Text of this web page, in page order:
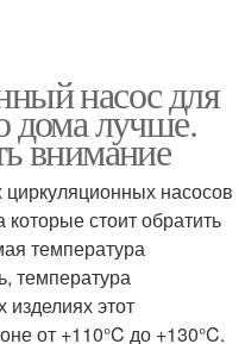
насос для
дома лучше.
внимание
циркуляционных насосов
стоит обратить
температура
температура
изделиях этот
от +110°C до +130°C.